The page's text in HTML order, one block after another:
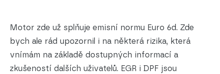
Motor zde už splňuje emisní normu Euro 6d. Zde
bych ale rád upozornil i na některá rizika, která
vnímám na základě dostupných informací a
zkušeností dalších uživatelů. EGR i DPF jsou